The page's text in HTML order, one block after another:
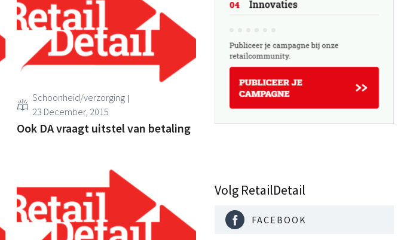
Schoonheid/verzorging
23 December, 2015
Ook DA vraagt uitstel van betaling
Volg RetailDetail
FACEBOOK